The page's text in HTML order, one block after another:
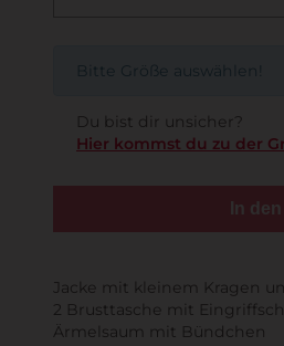
Bitte Größe auswählen!
Du bist dir unsicher?
Hier kommst du zu der
In
Jacke mit kleinem Kragen
2 Brusttasche mit
Ärmelsaum mit Bündchen